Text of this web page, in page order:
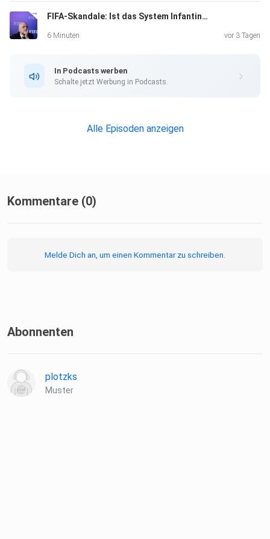
FIFA-Skandale: Ist das System Infantino am Ende?
6 Minuten vor 3 Tagen
In Podcasts werben
Schalte jetzt Werbung in Podcasts.
Alle Episoden anzeigen
Kommentare (0)
Melde Dich an, um einen Kommentar zu schreiben.
Abonnenten
plotzks
Muster